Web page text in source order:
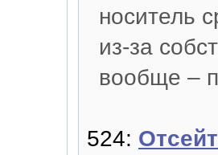
носитель
из-за
вообще –
524: